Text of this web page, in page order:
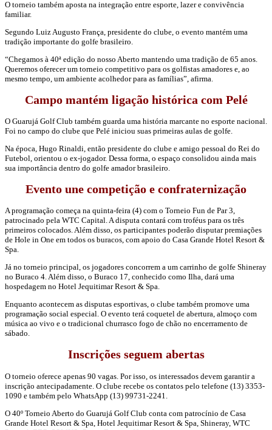
O torneio também aposta na integração entre esporte, lazer e convivência
familiar.
Segundo Luiz Augusto França, presidente do clube, o evento mantém uma
tradição importante do golfe brasileiro.
“Chegamos à 40ª edição do nosso Aberto mantendo uma tradição de 65 anos.
Queremos oferecer um torneio competitivo para os golfistas amadores e, ao
mesmo tempo, um ambiente acolhedor para as famílias”, afirma.
Campo mantém ligação histórica com Pelé
O Guarujá Golf Club também guarda uma história marcante no esporte nacional.
Foi no campo do clube que Pelé iniciou suas primeiras aulas de golfe.
Na época, Hugo Rinaldi, então presidente do clube e amigo pessoal do Rei do
Futebol, orientou o ex-jogador. Dessa forma, o espaço consolidou ainda mais
sua importância dentro do golfe amador brasileiro.
Evento une competição e confraternização
A programação começa na quinta-feira (4) com o Torneio Fun de Par 3,
patrocinado pela WTC Capital. A disputa contará com troféus para os três
primeiros colocados. Além disso, os participantes poderão disputar premiações
de Hole in One em todos os buracos, com apoio do Casa Grande Hotel Resort &
Spa.
Já no torneio principal, os jogadores concorrem a um carrinho de golfe Shineray
no Buraco 4. Além disso, o Buraco 17, conhecido como Ilha, dará uma
hospedagem no Hotel Jequitimar Resort & Spa.
Enquanto acontecem as disputas esportivas, o clube também promove uma
programação social especial. O evento terá coquetel de abertura, almoço com
música ao vivo e o tradicional churrasco fogo de chão no encerramento de
sábado.
Inscrições seguem abertas
O torneio oferece apenas 90 vagas. Por isso, os interessados devem garantir a
inscrição antecipadamente. O clube recebe os contatos pelo telefone (13) 3353-
1090 e também pelo WhatsApp (13) 99731-2241.
O 40º Torneio Aberto do Guarujá Golf Club conta com patrocínio de Casa
Grande Hotel Resort & Spa, Hotel Jequitimar Resort & Spa, Shineray, WTC